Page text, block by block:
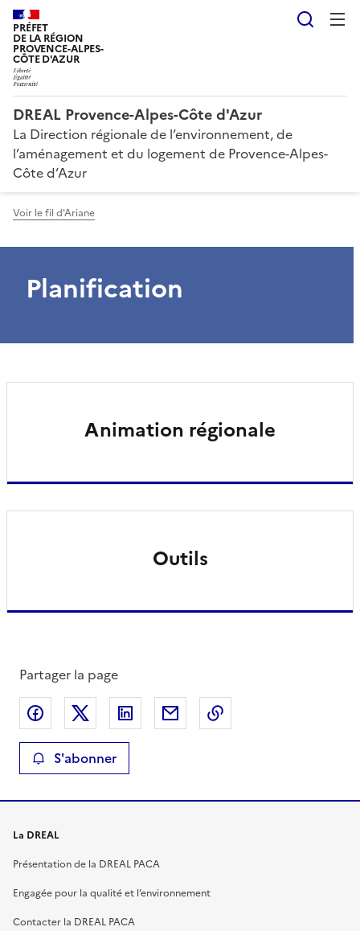
PRÉFET
DE LA RÉGION
PROVENCE-ALPES-
CÔTE D'AZUR
DREAL Provence-Alpes-Côte d'Azur
La Direction régionale de l’environnement, de
l’aménagement et du logement de Provence-Alpes-
Côte d’Azur
Voir le fil d'Ariane
Planification
Animation régionale
Outils
Partager la page
Partager sur Facebook
Partager sur XPartager sur LinkedIn
Partager par email
S'abonner
La DREAL
Présentation de la DREAL PACA
Engagée pour la qualité et l’environnement
Contacter la DREAL PACA